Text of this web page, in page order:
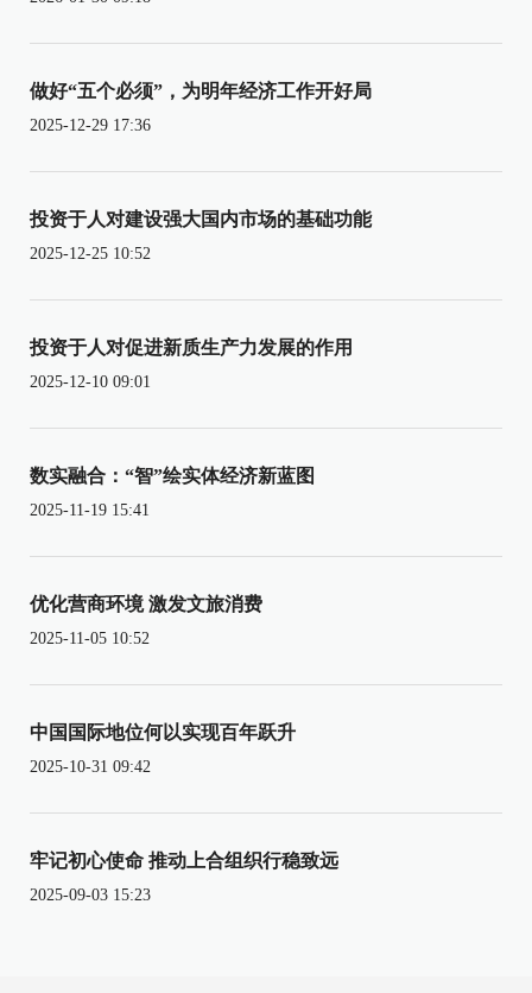
做好“五个必须”，为明年经济工作开好局
2025-12-29 17:36
投资于人对建设强大国内市场的基础功能
2025-12-25 10:52
投资于人对促进新质生产力发展的作用
2025-12-10 09:01
数实融合：“智”绘实体经济新蓝图
2025-11-19 15:41
优化营商环境 激发文旅消费
2025-11-05 10:52
中国国际地位何以实现百年跃升
2025-10-31 09:42
牢记初心使命 推动上合组织行稳致远
2025-09-03 15:23